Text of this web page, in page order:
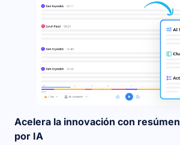
Acelera la innovación con
por IA